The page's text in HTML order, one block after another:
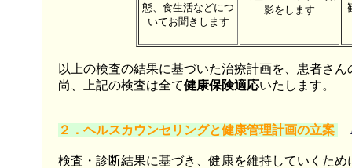
態、食生活などにつ
いてお聞きします
影をします
以上の検査の結果に基づいた治療計画を、患者さ
尚、上記の検査は全て健康保険適応いたします。
２．ヘルスカウンセリングと健康管理計画の立案
検査・診断結果に基づき、健康を維持していくた